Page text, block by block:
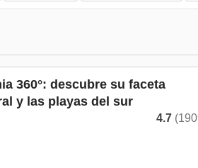
360°: descubre su faceta
y las playas del sur
4.7